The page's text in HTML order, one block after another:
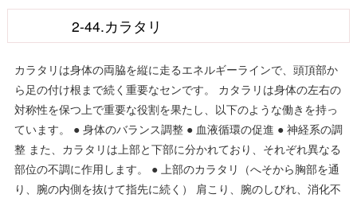
2-44.カラタリ
カラタリは身体の両脇を縦に走るエネルギーラインで、頭頂部か
ら足の付け根まで続く重要なセンです。 カタラリは身体の左右の
対称性を保つ上で重要な役割を果たし、以下のような働きを持っ
ています。 ● 身体のバランス調整 ● 血液循環の促進 ● 神経系の調
整 また、カラタリは上部と下部に分かれており、それぞれ異なる
部位の不調に作用します。 ● 上部のカラタリ（へそから胸部を通
り、腕の内側を抜けて指先に続く） 肩こり、腕のしびれ、消化不